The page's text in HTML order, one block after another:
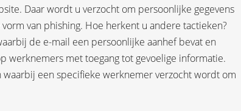
Daar wordt u verzocht om persoonlijke gegevens
van phishing. Hoe herkent u andere tactieken?
de e-mail een persoonlijke aanhef bevat en
werknemers met toegang tot gevoelige informatie.
een specifieke werknemer verzocht wordt om